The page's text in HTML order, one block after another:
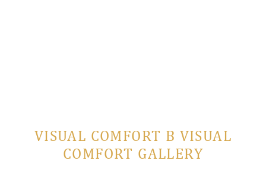
VISUAL COMFORT В VISUAL
COMFORT GALLERY